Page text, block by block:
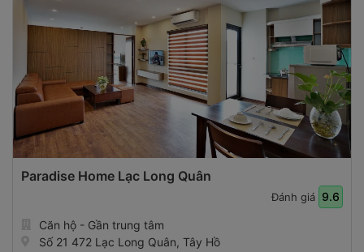
Paradise Home Lạc Long Quân
Đánh giá 9.6
Căn hộ - Gần trung tâm
Số 21 472 Lạc Long Quân, Tây Hồ